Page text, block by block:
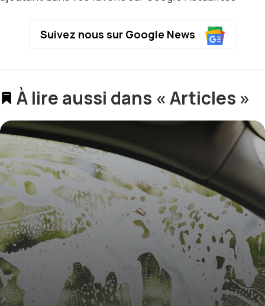
Suivez nous sur Google News
À lire aussi dans « Articles »